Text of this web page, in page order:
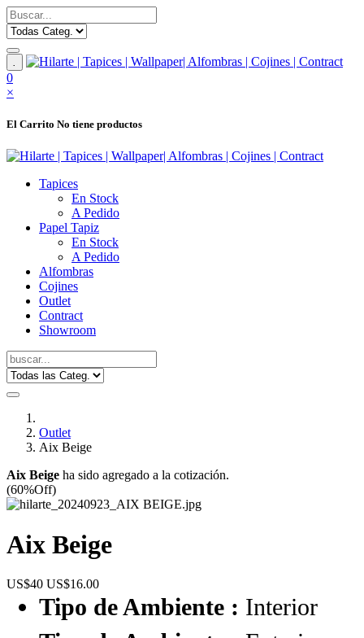
.
0
×
El Carrito No tiene productos
Tapices
En Stock
A Pedido
Papel Tapiz
En Stock
A Pedido
Alfombras
Cojines
Outlet
Contract
Showroom
Outlet
Aix Beige
Aix Beige ha sido agregado a la cotización.
(60%Off)
Aix Beige
US$40 US$16.00
Tipo de Ambiente : Interior